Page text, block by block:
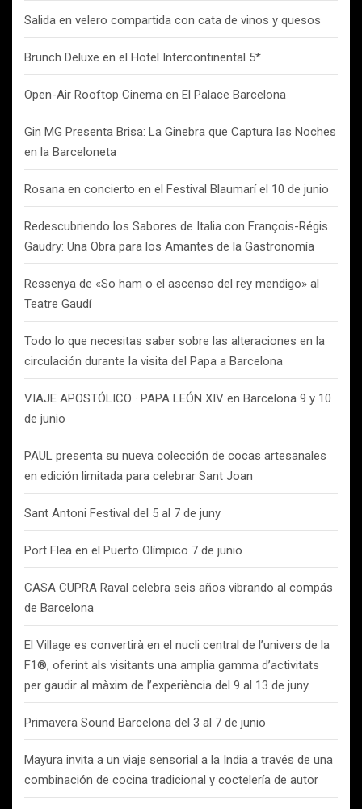
Salida en velero compartida con cata de vinos y quesos
Brunch Deluxe en el Hotel Intercontinental 5*
Open-Air Rooftop Cinema en El Palace Barcelona
Gin MG Presenta Brisa: La Ginebra que Captura las Noches
en la Barceloneta
Rosana en concierto en el Festival Blaumarí el 10 de junio
Redescubriendo los Sabores de Italia con François-Régis
Gaudry: Una Obra para los Amantes de la Gastronomía
Ressenya de «So ham o el ascenso del rey mendigo» al
Teatre Gaudí
Todo lo que necesitas saber sobre las alteraciones en la
circulación durante la visita del Papa a Barcelona
VIAJE APOSTÓLICO · PAPA LEÓN XIV en Barcelona 9 y 10
de junio
PAUL presenta su nueva colección de cocas artesanales
en edición limitada para celebrar Sant Joan
Sant Antoni Festival del 5 al 7 de juny
Port Flea en el Puerto Olímpico 7 de junio
CASA CUPRA Raval celebra seis años vibrando al compás
de Barcelona
El Village es convertirà en el nucli central de l’univers de la
F1®, oferint als visitants una amplia gamma d’activitats
per gaudir al màxim de l’experiència del 9 al 13 de juny.
Primavera Sound Barcelona del 3 al 7 de junio
Mayura invita a un viaje sensorial a la India a través de una
combinación de cocina tradicional y coctelería de autor